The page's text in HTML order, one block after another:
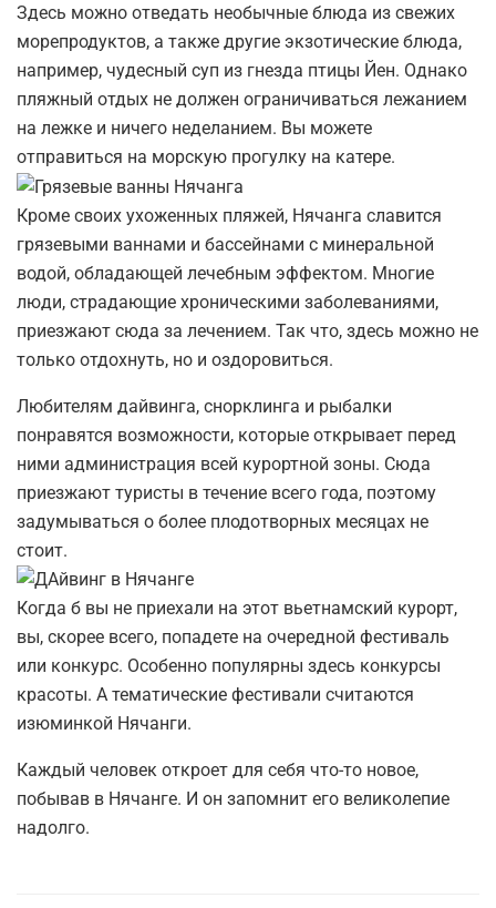
Здесь можно отведать необычные блюда из свежих
морепродуктов, а также другие экзотические блюда,
например, чудесный суп из гнезда птицы Йен. Однако
пляжный отдых не должен ограничиваться лежанием
на лежке и ничего неделанием. Вы можете
отправиться на морскую прогулку на катере.
Кроме своих ухоженных пляжей, Нячанга славится
грязевыми ваннами и бассейнами с минеральной
водой, обладающей лечебным эффектом. Многие
люди, страдающие хроническими заболеваниями,
приезжают сюда за лечением. Так что, здесь можно не
только отдохнуть, но и оздоровиться.
Любителям дайвинга, снорклинга и рыбалки
понравятся возможности, которые открывает перед
ними администрация всей курортной зоны. Сюда
приезжают туристы в течение всего года, поэтому
задумываться о более плодотворных месяцах не
стоит.
Когда б вы не приехали на этот вьетнамский курорт,
вы, скорее всего, попадете на очередной фестиваль
или конкурс. Особенно популярны здесь конкурсы
красоты. А тематические фестивали считаются
изюминкой Нячанги.
Каждый человек откроет для себя что-то новое,
побывав в Нячанге. И он запомнит его великолепие
надолго.